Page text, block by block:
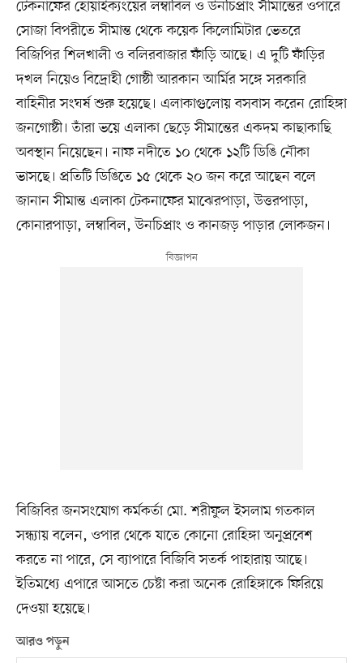
টেকনাফের হোয়াইক্যংয়ের লম্বাবিল ও উনচিপ্রাং সীমান্তের ওপারে
সোজা বিপরীতে সীমান্ত থেকে কয়েক কিলোমিটার ভেতরে
বিজিপির শিলখালী ও বলিরবাজার ফাঁড়ি আছে। এ দুটি ফাঁড়ির
দখল নিয়েও বিদ্রোহী গোষ্ঠী আরকান আর্মির সঙ্গে সরকারি
বাহিনীর সংঘর্ষ শুরু হয়েছে। এলাকাগুলোয় বসবাস করেন রোহিঙ্গা
জনগোষ্ঠী। তাঁরা ভয়ে এলাকা ছেড়ে সীমান্তের একদম কাছাকাছি
অবস্থান নিয়েছেন। নাফ নদীতে ১০ থেকে ১২টি ডিঙি নৌকা
ভাসছে। প্রতিটি ডিঙিতে ১৫ থেকে ২০ জন করে আছেন বলে
জানান সীমান্ত এলাকা টেকনাফের মাঝেরপাড়া, উত্তরপাড়া,
কোনারপাড়া, লম্বাবিল, উনচিপ্রাং ও কানজড় পাড়ার লোকজন।
বিজিবির জনসংযোগ কর্মকর্তা মো. শরীফুল ইসলাম গতকাল
সন্ধ্যায় বলেন, ওপার থেকে যাতে কোনো রোহিঙ্গা অনুপ্রবেশ
করতে না পারে, সে ব্যাপারে বিজিবি সতর্ক পাহারায় আছে।
ইতিমধ্যে এপারে আসতে চেষ্টা করা অনেক রোহিঙ্গাকে ফিরিয়ে
দেওয়া হয়েছে।
আরও পড়ুন